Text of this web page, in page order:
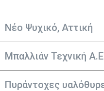
Νέο Ψυχικό, Αττική
Μπαλλιάν Τεχνική
Πυράντοχες